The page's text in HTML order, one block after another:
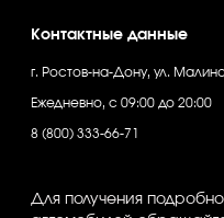
Контактные данные
г. Ростов-на-Дону, ул.
Ежедневно, с 09:00 до 20:00
‪8 (800) 333-66-71
Для получения